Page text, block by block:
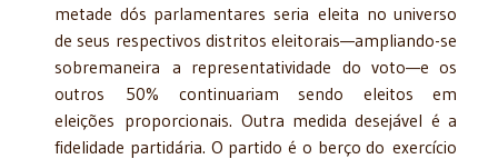
metade dós parlamentares seria eleita no universo
de seus respectivos distritos eleitorais—ampliando-se
sobremaneira a representatividade do voto—e os
outros 50% continuariam sendo eleitos em
eleições proporcionais. Outra medida desejável é a
fidelidade partidária. O partido é o berço do exercício